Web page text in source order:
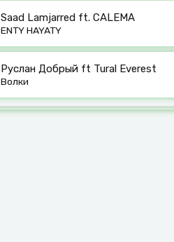
Saad Lamjarred ft. CALEMA
ENTY HAYATY
Руслан Добрый ft Tural Everest
Волки